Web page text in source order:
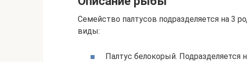
Семейство палтусов подразделяется на 3
виды:
Палтус белокорый. Подразделяется